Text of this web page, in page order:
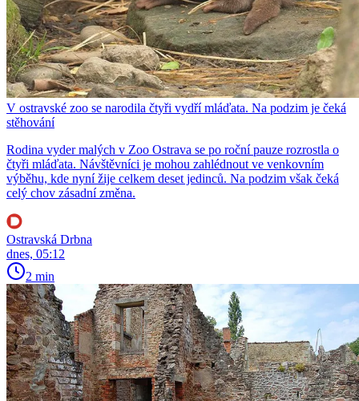
V ostravské zoo se narodila čtyři vydří mláďata. Na podzim je čeká
stěhování
Rodina vyder malých v Zoo Ostrava se po roční pauze rozrostla o
čtyři mláďata. Návštěvníci je mohou zahlédnout ve venkovním
výběhu, kde nyní žije celkem deset jedinců. Na podzim však čeká
celý chov zásadní změna.
Ostravská Drbna
dnes, 05:12
2 min